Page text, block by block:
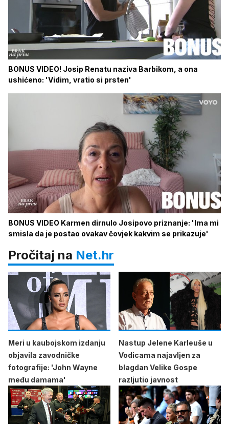
BONUS VIDEO! Josip Renatu naziva Barbikom, a ona
ushićeno: 'Vidim, vratio si prsten'
BONUS VIDEO Karmen dirnulo Josipovo priznanje: 'Ima mi
smisla da je postao ovakav čovjek kakvim se prikazuje'
Pročitaj na Net.hr
Meri u kaubojskom izdanju
objavila zavodničke
fotografije: 'John Wayne
među damama'
Nastup Jelene Karleuše u
Vodicama najavljen za
blagdan Velike Gospe
razljutio javnost